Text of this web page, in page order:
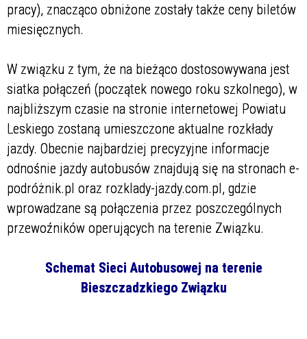
pracy), znacząco obniżone zostały także ceny biletów
miesięcznych.
W związku z tym, że na bieżąco dostosowywana jest
siatka połączeń (początek nowego roku szkolnego), w
najbliższym czasie na stronie internetowej Powiatu
Leskiego zostaną umieszczone aktualne rozkłady
jazdy. Obecnie najbardziej precyzyjne informacje
odnośnie jazdy autobusów znajdują się na stronach e-
podróżnik.pl oraz rozklady-jazdy.com.pl, gdzie
wprowadzane są połączenia przez poszczególnych
przewoźników operujących na terenie Związku.
Schemat Sieci Autobusowej na terenie
Bieszczadzkiego Związku